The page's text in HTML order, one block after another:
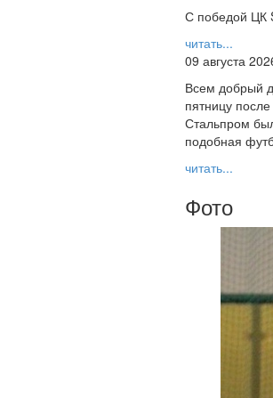
С победой ЦК
читать...
09 августа
Всем добрый
пятницу
Стальпром
подобная
читать...
Фото